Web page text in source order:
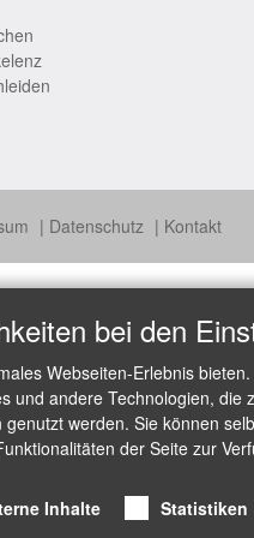
Datenschutz Kontakt
bei den
Webseiten-Erlebnis
und andere Technologien,
werden. Sie können
der Seite zur
Inhalte Statistiken